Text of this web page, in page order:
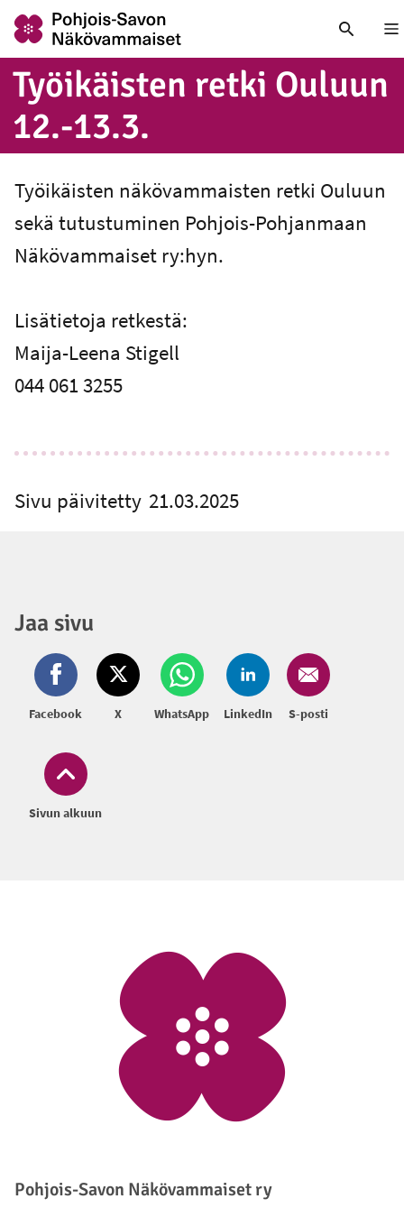
Työi­käis­ten retki Ouluun
12.-13.3.
Työikäisten näkövammaisten retki Ouluun
sekä tutustuminen Pohjois-Pohjanmaan
Näkövammaiset ry:hyn.
Lisätietoja retkestä:
Maija-Leena Stigell
044 061 3255
Sivu päivitetty 21.03.2025
Sivun alkuun
Jaa sivu
Facebook X WhatsApp LinkedIn S-posti
Pohjois-Savon Näkövammaiset ry